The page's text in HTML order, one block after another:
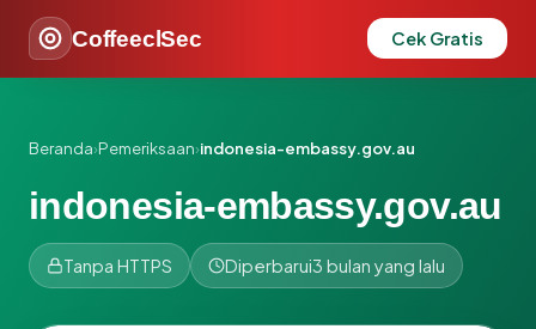
CoffeeclSec Cek Gratis
Beranda›Pemeriksaan›indonesia-embassy.gov.au
indonesia-embassy.gov.au
Tanpa HTTPS Diperbarui3 bulan yang lalu